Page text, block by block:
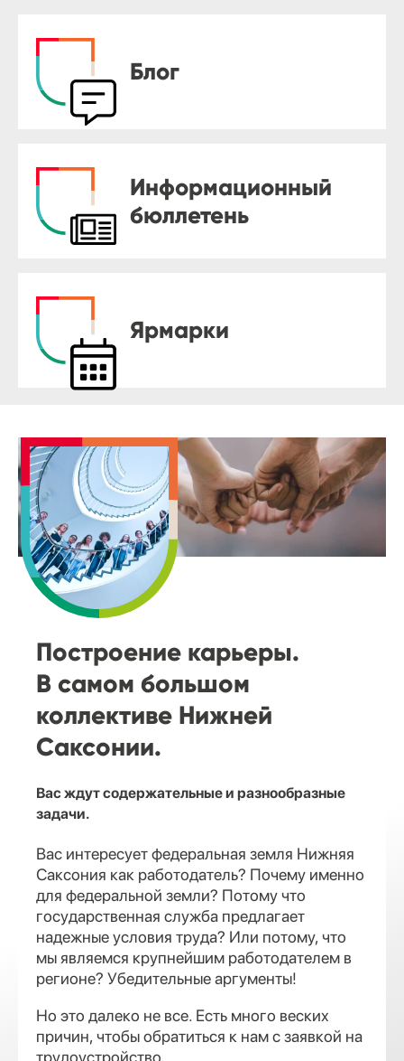
Блог
Информационный
бюллетень
Ярмарки
Построение карьеры.
В самом большом
коллективе Нижней
Саксонии.
Вас ждут содержательные и разнообразные
задачи.
Вас интересует федеральная земля Нижняя
Саксония как работодатель? Почему именно
для федеральной земли? Потому что
государственная служба предлагает
надежные условия труда? Или потому, что
мы являемся крупнейшим работодателем в
регионе? Убедительные аргументы!
Но это далеко не все. Есть много веских
причин, чтобы обратиться к нам с заявкой на
трудоустройство.